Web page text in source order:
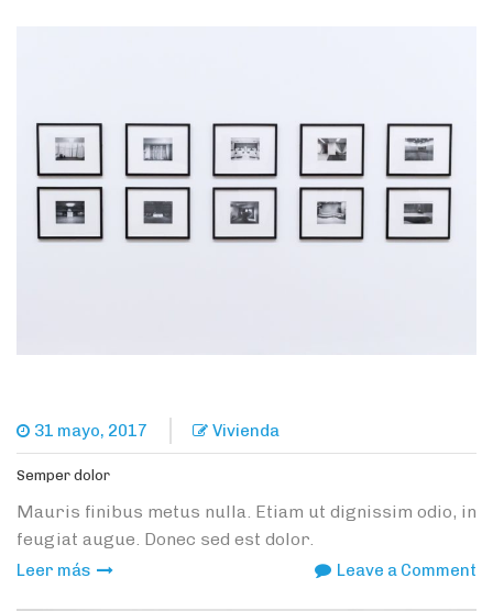
31 mayo, 2017 Vivienda
Semper dolor
Mauris finibus metus nulla. Etiam ut dignissim odio, in
feugiat augue. Donec sed est dolor.
Leer más Leave a Comment